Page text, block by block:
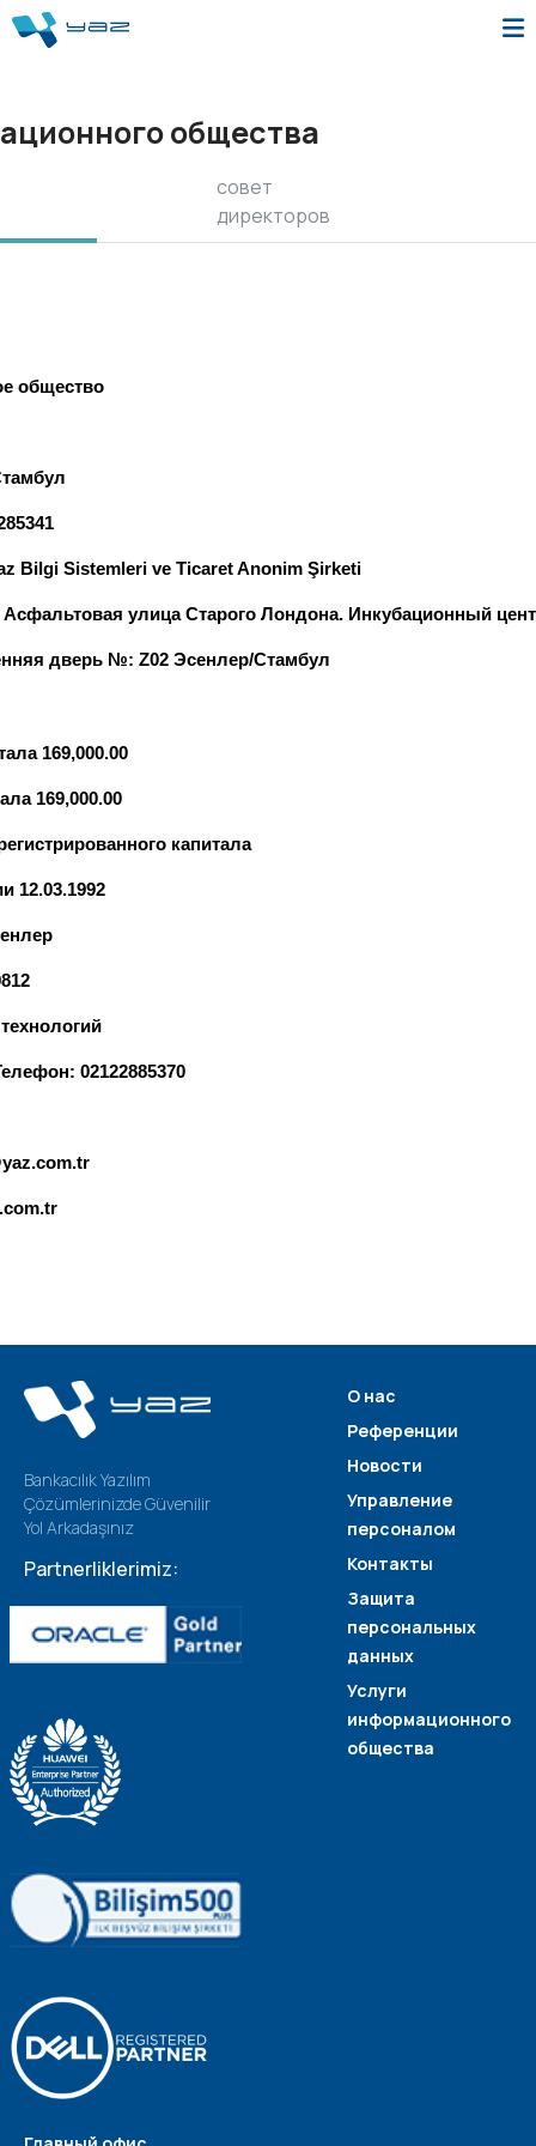
общества
совет
директоров
общество
Bilgi Sistemleri ve Ticaret Anonim Şirketi
улица Старого Лондона. Инкубационный
дверь №: Z02 Эсенлер/Стамбул
169,000.00
169,000.00
капитала
12.03.1992
02122885370
Bankacılık Yazılım
Çözümlerinizde Güvenilir
Yol Arkadaşınız
Partnerliklerimiz:
О нас
Референции
Новости
Управление
персоналом
Контакты
Защита
персональных
данных
Услуги
информационного
общества